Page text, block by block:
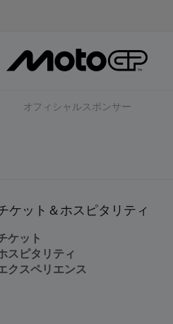
オフィシャルスポンサー
ケット＆ホスピタリティ
ケット
スピタリティ
クスペリエンス